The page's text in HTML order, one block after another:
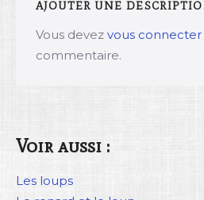
AJOUTER UNE
Vous devez vous connecter
commentaire.
Voir aussi :
Les loups